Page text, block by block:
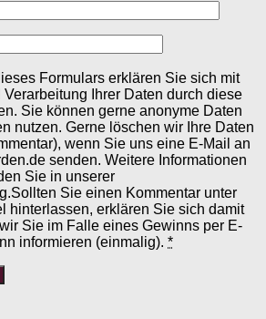
Formulars erklären Sie sich mit
Ihrer Daten durch diese
Sie können gerne anonyme Daten
nutzen. Gerne löschen wir Ihre Daten
wenn Sie uns eine E-Mail an
senden. Weitere Informationen
Sie in unserer
Sie einen Kommentar unter
hinterlassen, erklären Sie sich damit
Sie im Falle eines Gewinns per E-
informieren (einmalig). *